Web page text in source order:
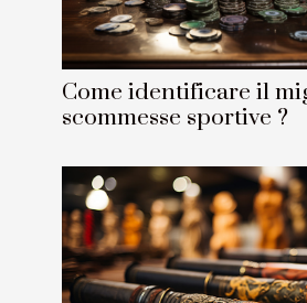
Come identificare il
scommesse sportive ?